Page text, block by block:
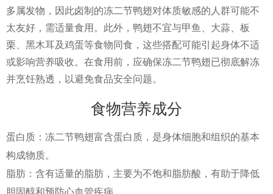
多属发物，因此卤制的冻二节鸭翅对体质敏感的人群可能不
太友好，需适量食用。此外，鸭翅不宜与甲鱼、大蒜、板
栗、黑木耳及鸡蛋等食物同食，这些搭配可能引起身体不适
或影响营养吸收。在食用前，应确保冻二节鸭翅已彻底解冻
并烹饪熟透，以避免食品安全问题。
食物营养成分
蛋白质：冻二节鸭翅富含蛋白质，是身体细胞和组织的基本
构成物质。
脂肪：含有适量的脂肪，主要为不饱和脂肪酸，有助于降低
胆固醇和预防心血管疾病。